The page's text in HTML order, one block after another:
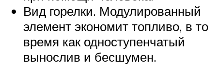
Вид горелки. Модулированный
элемент экономит топливо, в то
время как одноступенчатый
вынослив и бесшумен.